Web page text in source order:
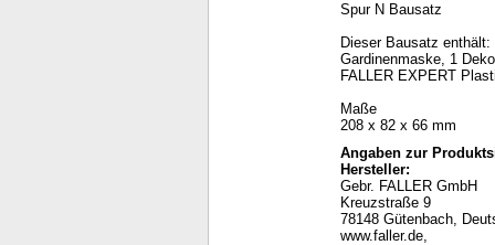
Spur N Bausatz
Dieser Bausatz
Gardinenmaske, 1
FALLER EXPERT
Maße
208 x 82 x 66 mm
Angaben zur
Hersteller:
Gebr. FALLER GmbH
Kreuzstraße 9
78148 Gütenbach,
www.faller.de,